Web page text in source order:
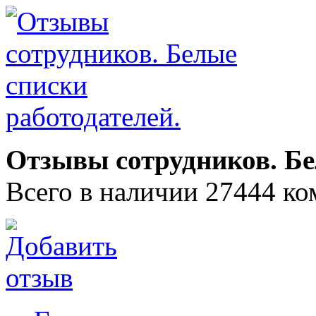
Отзывы сотрудников.
Всего в наличии 27444